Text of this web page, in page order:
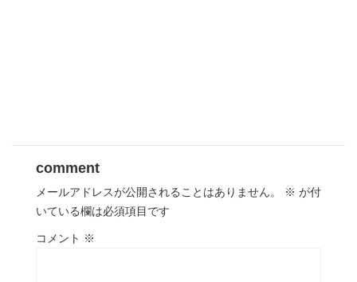
comment
メールアドレスが公開されることはありません。 ※ が付
いている欄は必須項目です
コメント ※